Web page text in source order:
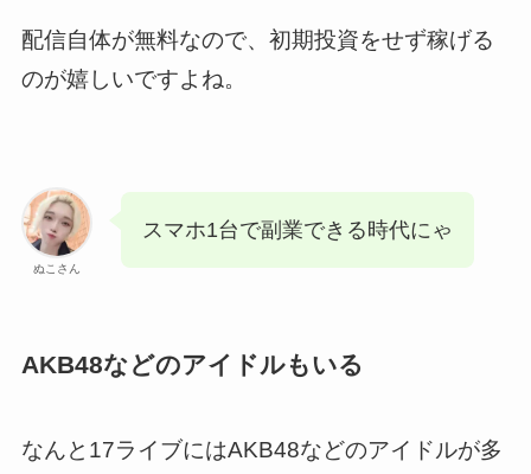
配信自体が無料なので、初期投資をせず稼げる
のが嬉しいですよね。
ぬこさん
スマホ1台で副業できる時代にゃ
AKB48などのアイドルもいる
なんと17ライブにはAKB48などのアイドルが多